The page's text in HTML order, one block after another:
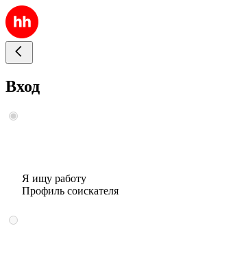
Вход
Я ищу работу
Профиль соискателя